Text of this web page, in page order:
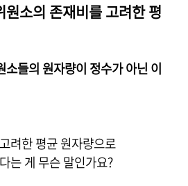
소의 존재비를 고려한 평
소들의 원자량이 정수가 아닌 이
려한 평균 원자량으로
는 게 무슨 말인가요?